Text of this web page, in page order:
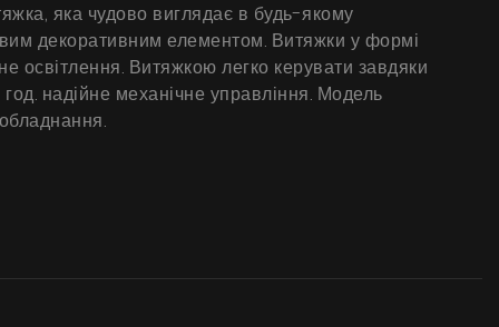
яка чудово виглядає в будь-якому
декоративним елементом. Витяжки у формі
освітлення. Витяжкою легко керувати завдяки
надійне механічне управління. Модель